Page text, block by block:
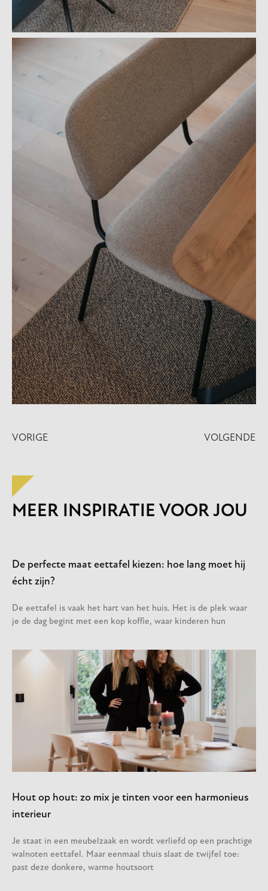
VORIGE VOLGENDE
MEER INSPIRATIE VOOR JOU
De perfecte maat eettafel kiezen: hoe lang moet hij
écht zijn?
De eettafel is vaak het hart van het huis. Het is de plek waar
je de dag begint met een kop koffie, waar kinderen hun
Hout op hout: zo mix je tinten voor een harmonieus
interieur
Je staat in een meubelzaak en wordt verliefd op een prachtige
walnoten eettafel. Maar eenmaal thuis slaat de twijfel toe:
past deze donkere, warme houtsoort